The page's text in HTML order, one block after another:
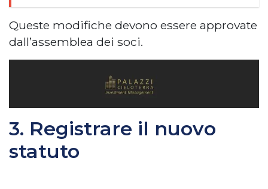
Queste modifiche devono essere approvate
dall’assemblea dei soci.
3. Registrare il nuovo
statuto